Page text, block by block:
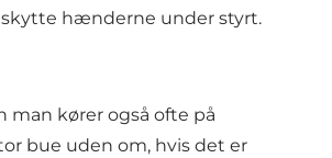
hænderne under styrt.
man kører også ofte på
bue uden om, hvis det er